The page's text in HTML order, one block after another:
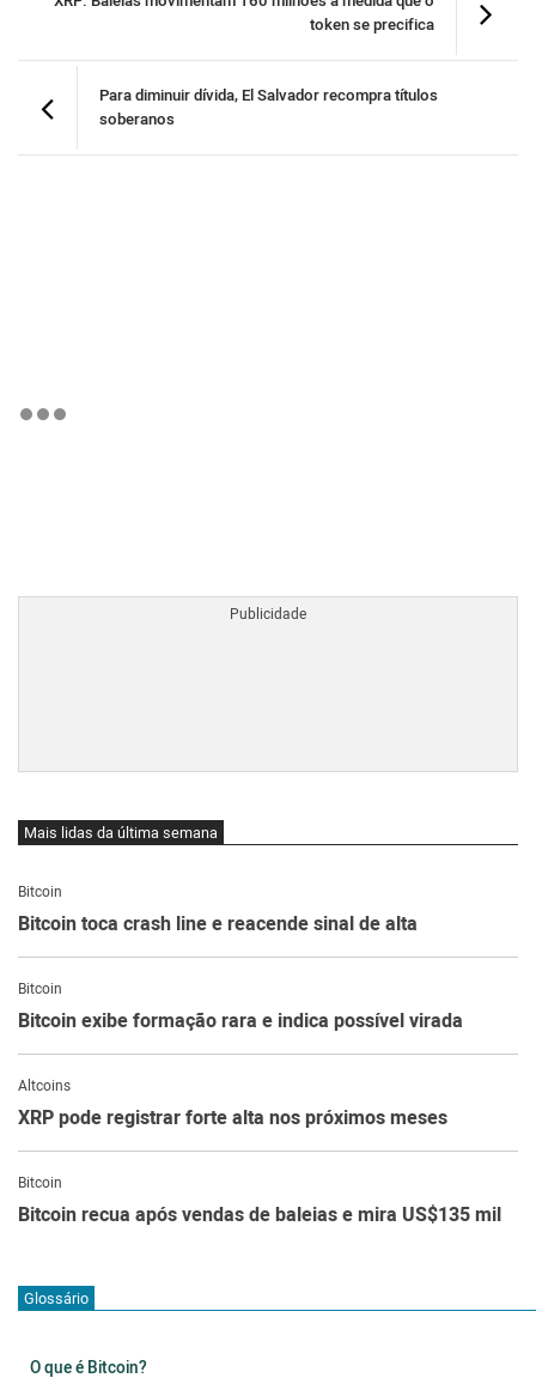
token se precifica
Para diminuir dívida, El Salvador recompra títulos
soberanos
Mais lidas da última semana
Bitcoin
Bitcoin toca crash line e reacende sinal de alta
Bitcoin
Bitcoin exibe formação rara e indica possível virada
Altcoins
XRP pode registrar forte alta nos próximos meses
Bitcoin
Bitcoin recua após vendas de baleias e mira US$135 mil
Glossário
O que é Bitcoin?